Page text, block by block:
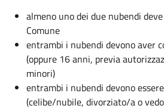
almeno uno dei due nubendi
Comune
entrambi i nubendi devono aver
(oppure 16 anni, previa
minori)
entrambi i nubendi devono
(celibe/nubile, divorziato/a o